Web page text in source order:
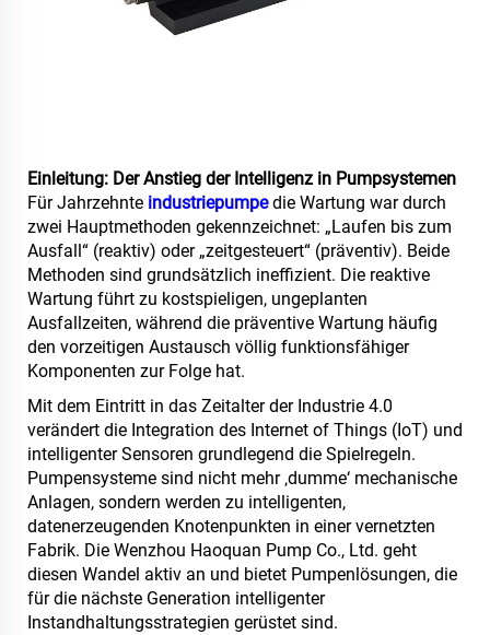
Einleitung: Der Anstieg der Intelligenz in Pumpsystemen
Für Jahrzehnte industriepumpedie Wartung war durch
zwei Hauptmethoden gekennzeichnet: „Laufen bis zum
Ausfall“ (reaktiv) oder „zeitgesteuert“ (präventiv). Beide
Methoden sind grundsätzlich ineffizient. Die reaktive
Wartung führt zu kostspieligen, ungeplanten
Ausfallzeiten, während die präventive Wartung häufig
den vorzeitigen Austausch völlig funktionsfähiger
Komponenten zur Folge hat.
Mit dem Eintritt in das Zeitalter der Industrie 4.0
verändert die Integration des Internet of Things (IoT) und
intelligenter Sensoren grundlegend die Spielregeln.
Pumpensysteme sind nicht mehr ‚dumme‘ mechanische
Anlagen, sondern werden zu intelligenten,
datenerzeugenden Knotenpunkten in einer vernetzten
Fabrik. Die Wenzhou Haoquan Pump Co., Ltd. geht
diesen Wandel aktiv an und bietet Pumpenlösungen, die
für die nächste Generation intelligenter
Instandhaltungsstrategien gerüstet sind.